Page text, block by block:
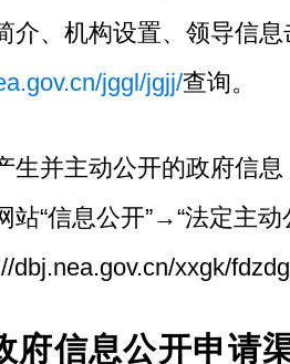
介、机构设置、领导信息
jggl/jgjj/查询。
生并主动公开的政府信
站“信息公开”→“法定主
dbj.nea.gov.cn/xxgk/
府信息公开申请